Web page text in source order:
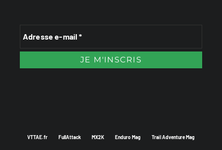
VTTAE.fr FullAttack MX2K Enduro Mag Trail Adventure Mag